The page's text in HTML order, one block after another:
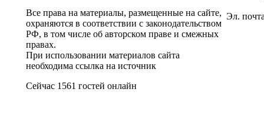
Все права на материалы, размещенные на сайте,
охраняются в соответствии с законодательством
РФ, в том числе об авторском праве и смежных
правах.
При использовании материалов сайта
необходима ссылка на источник
Сейчас 1561 гостей онлайн
Эл.